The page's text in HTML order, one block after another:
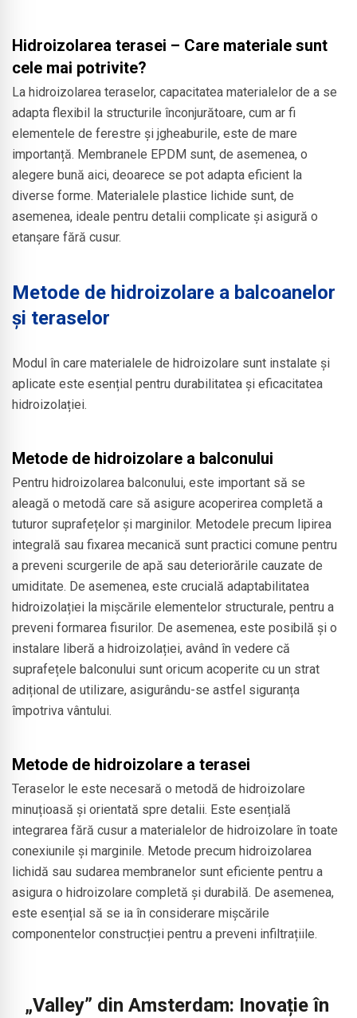
Hidroizolarea terasei – Care materiale sunt
cele mai potrivite?
La hidroizolarea teraselor, capacitatea materialelor de a se
adapta flexibil la structurile înconjurătoare, cum ar fi
elementele de ferestre și jgheaburile, este de mare
importanță. Membranele EPDM sunt, de asemenea, o
alegere bună aici, deoarece se pot adapta eficient la
diverse forme. Materialele plastice lichide sunt, de
asemenea, ideale pentru detalii complicate și asigură o
etanșare fără cusur.
Metode de hidroizolare a balcoanelor
și teraselor
Modul în care materialele de hidroizolare sunt instalate și
aplicate este esențial pentru durabilitatea și eficacitatea
hidroizolației.
Metode de hidroizolare a balconului
Pentru hidroizolarea balconului, este important să se
aleagă o metodă care să asigure acoperirea completă a
tuturor suprafețelor și marginilor. Metodele precum lipirea
integrală sau fixarea mecanică sunt practici comune pentru
a preveni scurgerile de apă sau deteriorările cauzate de
umiditate. De asemenea, este crucială adaptabilitatea
hidroizolației la mișcările elementelor structurale, pentru a
preveni formarea fisurilor. De asemenea, este posibilă și o
instalare liberă a hidroizolației, având în vedere că
suprafețele balconului sunt oricum acoperite cu un strat
adițional de utilizare, asigurându-se astfel siguranța
împotriva vântului.
Metode de hidroizolare a terasei
Teraselor le este necesară o metodă de hidroizolare
minuțioasă și orientată spre detalii. Este esențială
integrarea fără cusur a materialelor de hidroizolare în toate
conexiunile și marginile. Metode precum hidroizolarea
lichidă sau sudarea membranelor sunt eficiente pentru a
asigura o hidroizolare completă și durabilă. De asemenea,
este esențial să se ia în considerare mișcările
componentelor construcției pentru a preveni infiltrațiile.
„Valley” din Amsterdam: Inovație în